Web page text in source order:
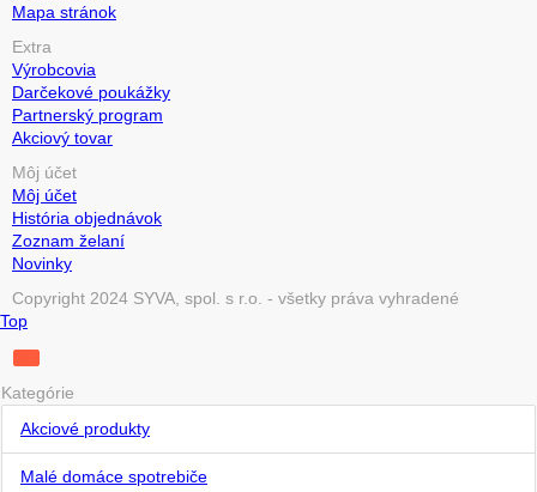
Mapa stránok
Extra
Výrobcovia
Darčekové poukážky
Partnerský program
Akciový tovar
Môj účet
Môj účet
História objednávok
Zoznam želaní
Novinky
Copyright 2024 SYVA, spol. s r.o. - všetky práva vyhradené
Top
Kategórie
Akciové produkty
Malé domáce spotrebiče